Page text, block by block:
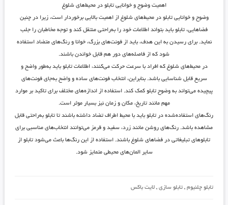
اهمیت وضوح و خوانایی تابلو در محیط‌های شلوغ
وضوح و خوانایی تابلو در محیط‌های شلوغ از اهمیت بالایی برخوردار است، زیرا در چنین
فضاهایی، تابلو باید بتواند اطلاعات خود را به‌راحتی منتقل کند و توجه مخاطبان را جلب
نماید. برای رسیدن به این هدف، باید از فونت‌های بزرگ، خوانا و رنگ‌های متضاد استفاده
شود که از فاصله‌های دور هم قابل خواندن باشند.
در محیط‌های شلوغ که افراد با سرعت حرکت می‌کنند، اطلاعات تابلو باید به‌طور واضح و
سریع قابل شناسایی باشد. بنابراین، انتخاب فونت‌های ساده و واضح به‌جای فونت‌های
پیچیده می‌تواند به وضوح تابلو کمک کند. استفاده از اندازه‌های مختلف برای تاکید بر موارد
مهم مانند تاریخ، مکان و زمان نیز بسیار موثر است.
رنگ‌های استفاده‌شده در تابلو باید با محیط اطراف تضاد داشته باشند تا تابلو به‌راحتی قابل
مشاهده باشد. رنگ‌های روشن مانند زرد، سفید و قرمز می‌توانند انتخاب‌های مناسبی برای
تابلوهای تبلیغاتی در فضاهای شلوغ باشند. استفاده از این رنگ‌ها باعث می‌شود تابلو از
سایر المان‌های محیطی متمایز شود.
تابلو چلنیوم, تابلو سازی, لایت باکس